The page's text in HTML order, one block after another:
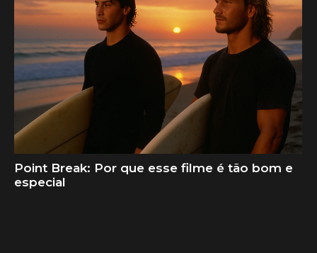
Point Break: Por que esse filme é tão bom e
especial